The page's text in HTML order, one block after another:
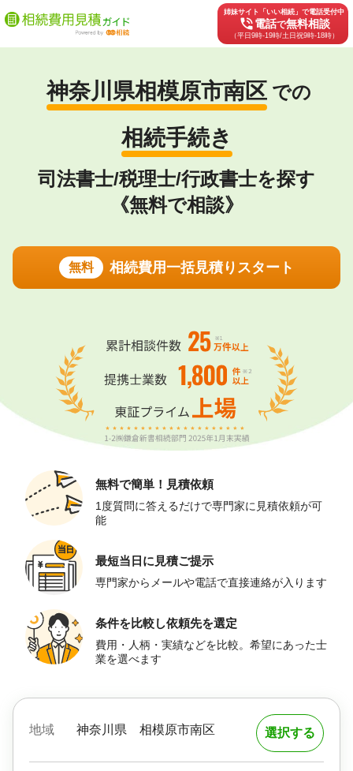
姉妹サイト「いい相続」で電話受付中
phone_in_talk電話で無料相談
（平日9時-19時/土日祝9時-18時）
神奈川県相模原市南区 での
相続手続き
司法書士/税理士/行政書士を探す
《無料で相談》
無料 相続費用一括見積りスタート
無料で簡単！ 見積依頼
1度質問に答えるだけで専門家に見積依頼が可
能
最短当日に 見積ご提示
専門家からメールや電話で直接連絡が入ります
条件を比較し依頼先を選定
費用・人柄・実績などを比較。希望にあった士
業を選べます
地域 神奈川県 相模原市南区 選択する